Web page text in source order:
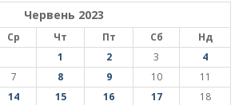
Червень 2023
Ср Чт Пт Сб
Нд
1
2 3
4
7 8 9 10
11
14 15 16 17
18